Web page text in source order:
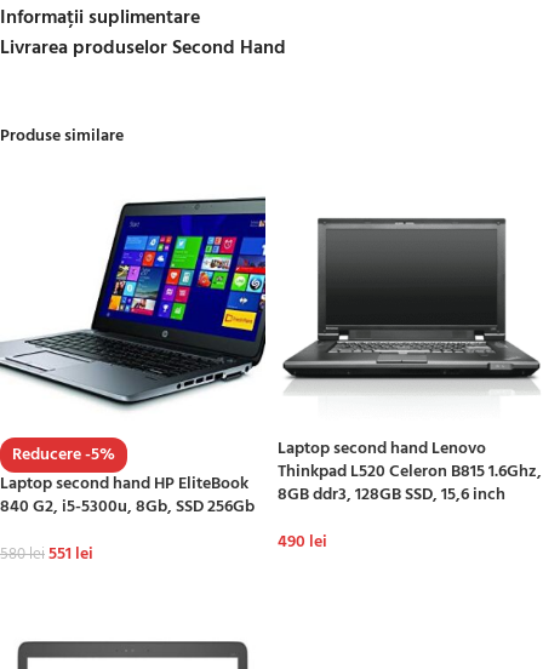
Informații suplimentare
Livrarea produselor Second Hand
Produse similare
Reducere -5%
Laptop second hand HP EliteBook
840 G2, i5-5300u, 8Gb, SSD 256Gb
580lei551 lei
Laptop second hand Lenovo
Thinkpad L520 Celeron B815 1.6Ghz,
8GB ddr3, 128GB SSD, 15,6 inch
490 lei